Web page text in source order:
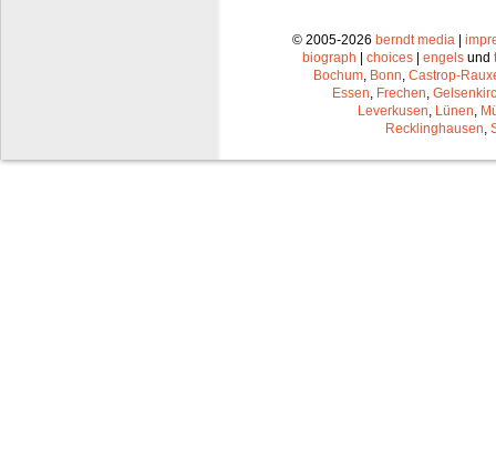
© 2005-2026 berndt media |
biograph | choices | engels und
Bochum Bonn Castrop-
Essen Frechen
Leverkusen Lünen
Recklinghausen